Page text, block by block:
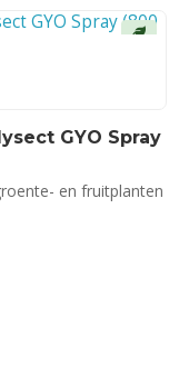
GYO Spray
en fruitplanten